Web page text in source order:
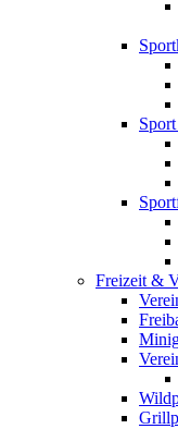
Freizeit &